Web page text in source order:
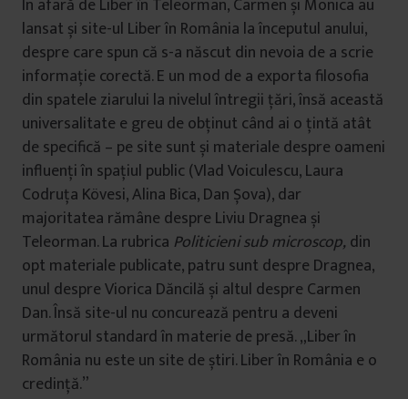
În afară de Liber în Teleorman, Carmen și Monica au
lansat și site-ul Liber în România la începutul anului,
despre care spun că s-a născut din nevoia de a scrie
informație corectă. E un mod de a exporta filosofia
din spatele ziarului la nivelul întregii țări, însă această
universalitate e greu de obținut când ai o țintă atât
de specifică – pe site sunt și materiale despre oameni
influenți în spațiul public (Vlad Voiculescu, Laura
Codruța Kövesi, Alina Bica, Dan Șova), dar
majoritatea rămâne despre Liviu Dragnea și
Teleorman. La rubrica Politicieni sub microscop, din
opt materiale publicate, patru sunt despre Dragnea,
unul despre Viorica Dăncilă și altul despre Carmen
Dan. Însă site-ul nu concurează pentru a deveni
următorul standard în materie de presă. „Liber în
România nu este un site de știri. Liber în România e o
credință.”